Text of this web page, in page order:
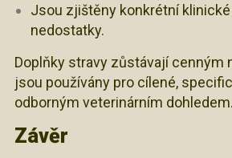
Jsou zjištěny konkrétní
nedostatky.
Doplňky stravy zůstávají cenným
jsou používány pro cílené,
odborným veterinárním dohledem.
Závěr